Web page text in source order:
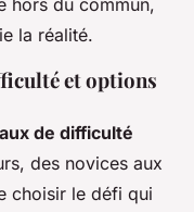
hors du commun,
la réalité.
et options
de difficulté
des novices aux
choisir le défi qui